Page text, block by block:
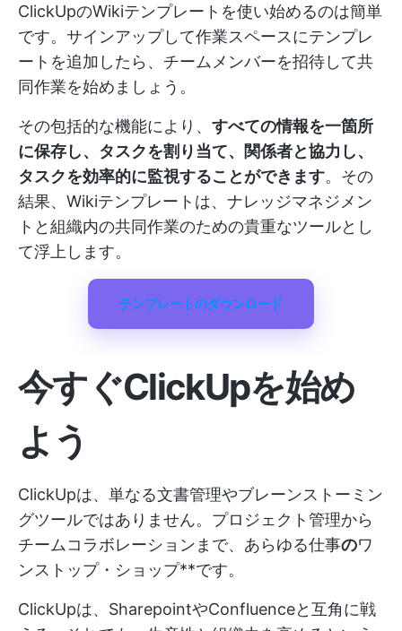
ClickUpのWikiテンプレートを使い始めるのは簡単
です。サインアップして作業スペースにテンプレ
ートを追加したら、チームメンバーを招待して共
同作業を始めましょう。
その包括的な機能により、 すべての情報を一箇所
に保存し、タスクを割り当て、関係者と協力し、
タスクを効率的に監視することができます。その
結果、Wikiテンプレートは、ナレッジマネジメン
トと組織内の共同作業のための貴重なツールとし
て浮上します。
テンプレートのダウンロード
今すぐClickUpを始め
よう
ClickUpは、単なる文書管理やブレーンストーミン
グツールではありません。プロジェクト管理から
チームコラボレーションまで、あらゆる仕事のワ
ンストップ・ショップ**です。
ClickUpは、SharepointやConfluenceと互角に戦